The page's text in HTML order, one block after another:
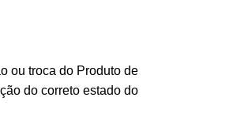
ou troca do Produto de
do correto estado do